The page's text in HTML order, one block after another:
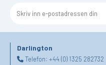
Darlington
Telefon: +44 (0) 1325 282732